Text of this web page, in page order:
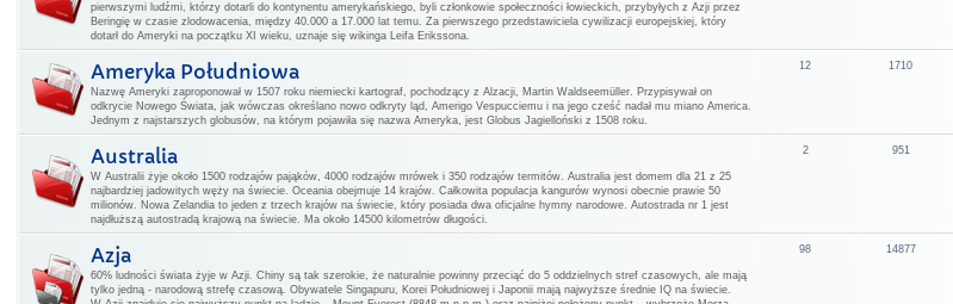
pierwszymi ludźmi, którzy dotarli do kontynentu amerykańskiego, byli członkowie społeczności łowieckich, przybyłych z Azji przez
Beringię w czasie zlodowacenia, między 40.000 a 17.000 lat temu. Za pierwszego przedstawiciela cywilizacji europejskiej, który
dotarł do Ameryki na początku XI wieku, uznaje się wikinga Leifa Erikssona.
Ameryka Południowa
Nazwę Ameryki zaproponował w 1507 roku niemiecki kartograf, pochodzący z Alzacji, Martin Waldseemüller. Przypisywał on
odkrycie Nowego Świata, jak wówczas określano nowo odkryty ląd, Amerigo Vespucciemu i na jego cześć nadał mu miano America.
Jednym z najstarszych globusów, na którym pojawiła się nazwa Ameryka, jest Globus Jagielloński z 1508 roku.
12 1710
Australia
W Australii żyje około 1500 rodzajów pająków, 4000 rodzajów mrówek i 350 rodzajów termitów. Australia jest domem dla 21 z 25
najbardziej jadowitych węży na świecie. Oceania obejmuje 14 krajów. Całkowita populacja kangurów wynosi obecnie prawie 50
milionów. Nowa Zelandia to jeden z trzech krajów na świecie, który posiada dwa oficjalne hymny narodowe. Autostrada nr 1 jest
najdłuższą autostradą krajową na świecie. Ma około 14500 kilometrów długości.
2 951
Azja
60% ludności świata żyje w Azji. Chiny są tak szerokie, że naturalnie powinny przeciąć do 5 oddzielnych stref czasowych, ale mają
tylko jedną - narodową strefę czasową. Obywatele Singapuru, Korei Południowej i Japonii mają najwyższe średnie IQ na świecie.
98 14877